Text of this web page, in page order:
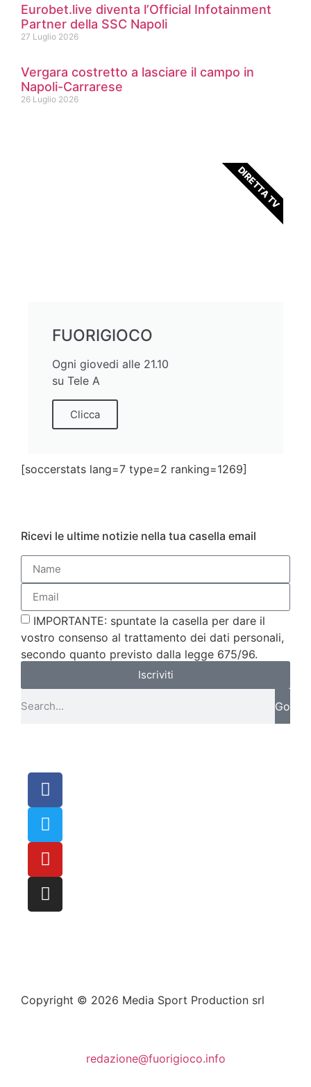
Eurobet.live diventa l’Official Infotainment
Partner della SSC Napoli
27 Luglio 2026
Vergara costretto a lasciare il campo in
Napoli-Carrarese
26 Luglio 2026
FUORIGIOCO
Ogni giovedi alle 21.10
su Tele A
Clicca
DIRETTA TV
[soccerstats lang=7 type=2 ranking=1269]
Ricevi le ultime notizie nella tua casella email
IMPORTANTE: spuntate la casella per dare il
vostro consenso al trattamento dei dati personali,
secondo quanto previsto dalla legge 675/96.
Iscriviti
Go
Copyright © 2026 Media Sport Production srl
redazione@fuorigioco.info